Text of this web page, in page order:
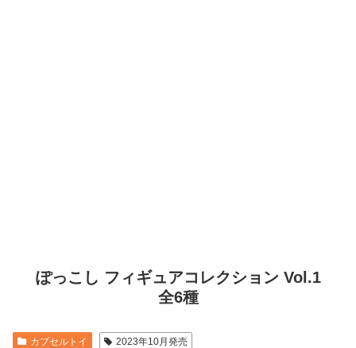
ぽっこし フィギュアコレクション Vol.1
全6種
カプセルトイ 2023年10月発売